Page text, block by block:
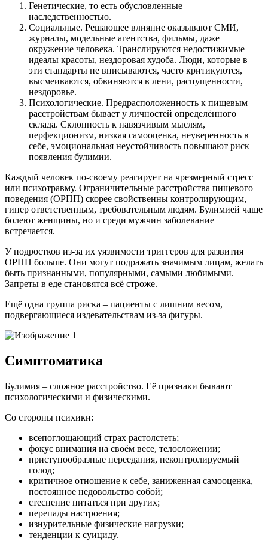
Генетические, то есть обусловленные
наследственностью.
Социальные. Решающее влияние оказывают СМИ,
журналы, модельные агентства, фильмы, даже
окружение человека. Транслируются недостижимые
идеалы красоты, нездоровая худоба. Люди, которые в
эти стандарты не вписываются, часто критикуются,
высмеиваются, обвиняются в лени, распущенности,
нездоровье.
Психологические. Предрасположенность к пищевым
расстройствам бывает у личностей определённого
склада. Склонность к навязчивым мыслям,
перфекционизм, низкая самооценка, неуверенность в
себе, эмоциональная неустойчивость повышают риск
появления булимии.
Каждый человек по-своему реагирует на чрезмерный стресс
или психотравму. Ограничительные расстройства пищевого
поведения (ОРПП) скорее свойственны контролирующим,
гипер ответственным, требовательным людям. Булимией чаще
болеют женщины, но и среди мужчин заболевание
встречается.
У подростков из-за их уязвимости триггеров для развития
ОРПП больше. Они могут подражать значимым лицам, желать
быть признанными, популярными, самыми любимыми.
Запреты в еде становятся всё строже.
Ещё одна группа риска – пациенты с лишним весом,
подвергающиеся издевательствам из-за фигуры.
Симптоматика
Булимия – сложное расстройство. Её признаки бывают
психологическими и физическими.
Со стороны психики:
всепоглощающий страх растолстеть;
фокус внимания на своём весе, телосложении;
приступообразные переедания, неконтролируемый
голод;
критичное отношение к себе, заниженная самооценка,
постоянное недовольство собой;
стеснение питаться при других;
перепады настроения;
изнурительные физические нагрузки;
тенденции к суициду.